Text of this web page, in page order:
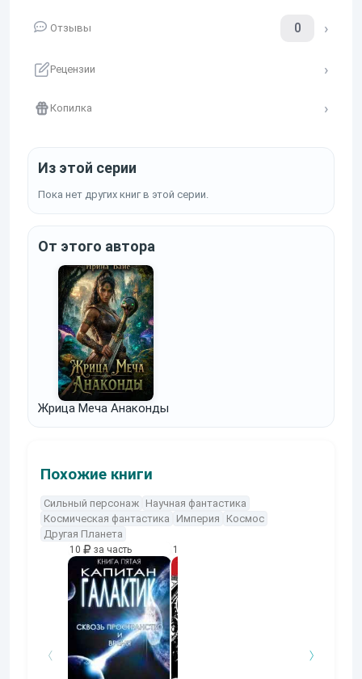
Отзывы 0
Рецензии
Копилка
Из этой серии
Пока нет других книг в этой серии.
От этого автора
Жрица Меча Анаконды
Похожие книги
Сильный персонаж Научная фантастика
Космическая фантастика
Империя
Космос
Другая Планета
10 за часть 10